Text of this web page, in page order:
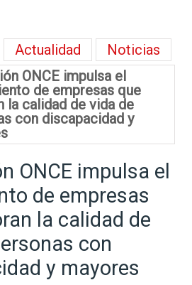
Actualidad
Noticias
ONCE impulsa el
de empresas que
la calidad de vida de
con discapacidad y
ONCE impulsa el
de empresas
la calidad de
con
y mayores